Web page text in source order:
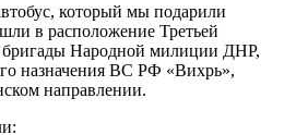
который мы подарили
в расположение Третьей
бригады Народной милиции ДНР,
назначения ВС РФ «Вихрь»,
направлении.